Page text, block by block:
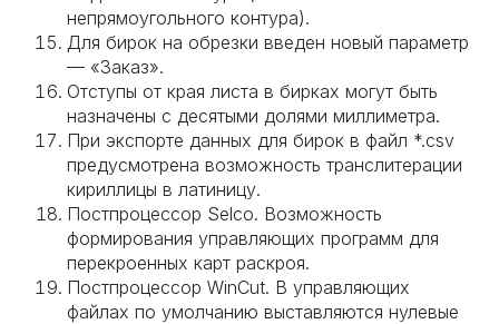
непрямоугольного контура).
Для бирок на обрезки введен новый параметр
— «Заказ».
Отступы от края листа в бирках могут быть
назначены с десятыми долями миллиметра.
При экспорте данных для бирок в файл *.csv
предусмотрена возможность транслитерации
кириллицы в латиницу.
Постпроцессор Selco. Возможность
формирования управляющих программ для
перекроенных карт раскроя.
Постпроцессор WinCut. В управляющих
файлах по умолчанию выставляются нулевые